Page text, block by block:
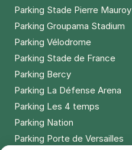
Parking Stade Pierre Mauroy
Parking Groupama Stadium
Parking Vélodrome
Parking Stade de France
Parking Bercy
Parking La Défense Arena
Parking Les 4 temps
Parking Nation
Parking Porte de Versailles